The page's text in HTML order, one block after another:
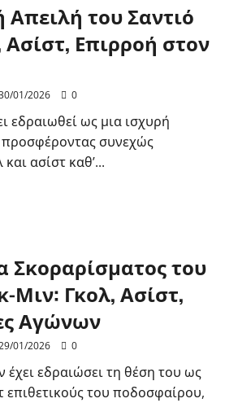
Απειλή του Σαντιό
Επιρροή στον
01/2026 0
εδραιωθεί ως μια ισχυρή
προσφέροντας συνεχώς
ασίστ καθ’...
Σκοραρίσματος του
Μιν: Γκολ, Ασίστ,
Αγώνων
01/2026 0
έχει εδραιώσει τη θέση του ως
επιθετικούς του ποδοσφαίρου,